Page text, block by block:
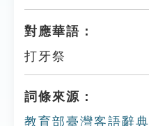
對應華語：
打牙祭
詞條來源：
教育部臺灣客語辭典